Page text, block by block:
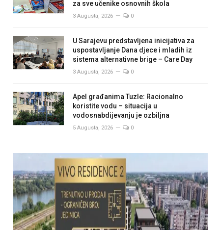
za sve učenike osnovnih škola
3 Augusta, 2026 0
U Sarajevu predstavljena inicijativa za
uspostavljanje Dana djece i mladih iz
sistema alternativne brige – Care Day
3 Augusta, 2026 0
Apel građanima Tuzle: Racionalno
koristite vodu – situacija u
vodosnabdijevanju je ozbiljna
5 Augusta, 2026 0